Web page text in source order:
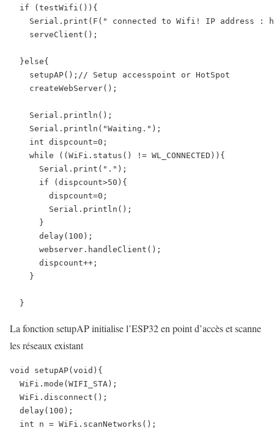
  if (testWifi()){
Serial.print(F(" connected to Wifi! IP address :
    serveClient();
  }else{
    setupAP();// Setup accesspoint or HotSpot
    createWebServer();
    Serial.println();
    Serial.println("Waiting.");
    int dispcount=0;
    while ((WiFi.status() != WL_CONNECTED)){
      Serial.print(".");
      if (dispcount>50){
        dispcount=0;
        Serial.println();
      }
      delay(100);
      webserver.handleClient();
      dispcount++;
    }
  }
La fonction setupAP initialise l’ESP32 en point d’accès et scanne
les réseaux existant
void setupAP(void){
  WiFi.mode(WIFI_STA);
  WiFi.disconnect();
  delay(100);
  int n = WiFi.scanNetworks();